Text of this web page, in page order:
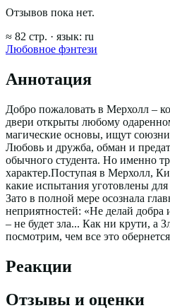
Отзывов пока нет.
≈ 82 стр. · язык: ru
Любовное фэнтези
Аннотация
Добро пожаловать в Мерхолл –
двери открыты любому
магические основы, ищут
Любовь и дружба, обман и
обычного студента. Но именно
характер.Поступая в Мерхолл,
какие испытания уготовлены
Зато в полной мере осознала
неприятностей: «Не делай добра
– не будет зла... Как ни крути, а
посмотрим, чем все это
Реакции
Отзывы и оценки